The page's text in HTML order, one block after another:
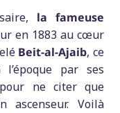
la fameuse
en 1883 au cœur
Beit-al-Ajaib, ce
par ses
pour ne citer que
ascenseur. Voilà